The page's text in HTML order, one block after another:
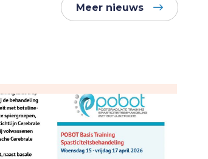
Meer nieuws